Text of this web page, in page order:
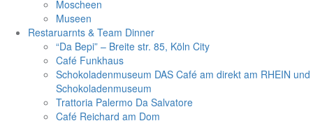
Moscheen
Museen
Restaruarnts & Team Dinner
“Da Bepi” – Breite str. 85, Köln City
Café Funkhaus
Schokoladenmuseum DAS Café am direkt am RHEIN und
Schokoladenmuseum
Trattoria Palermo Da Salvatore
Café Reichard am Dom